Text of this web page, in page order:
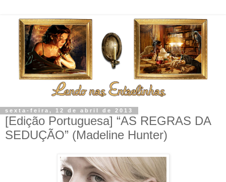
sexta-feira, 12 de abril de 2013
[Edição Portuguesa] “AS REGRAS DA
SEDUÇÃO” (Madeline Hunter)